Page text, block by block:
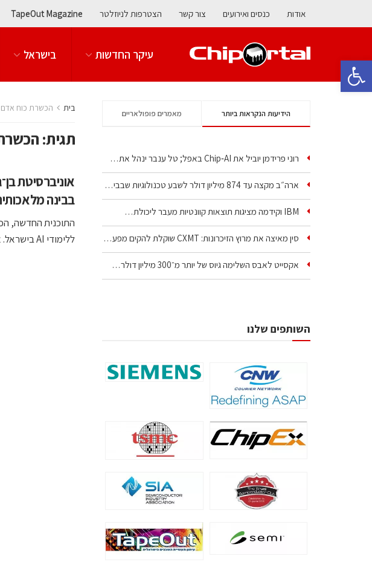
פתח סרגל נגישות
אודות כנסים ואירועים צור קשר הצטרפות לניוזלטר TapeOut Magazine
עיקר החדשות בישראל
בית הכשרת כוח אדם
תגית:
אוניברסיטת
בבינה
התוכנית החדשה,
ללימודי AI בישראל. אם תאושר, היא תצטרף למגמה עולמית של ...
הידיעות הנקראות ביותר מאמרים פופולאריים
רוני פרידמן יוביל את Chip‑AI באפל; טל ענבר ינהל את…
ארה״ב מקצה עד 874 מיליון דולר לשבע טכנולוגיות שבבים…
IBM וקידמה מציגות תוצאות קוונטיות מעבר ליכולת…
סין מאיצה את מרוץ הזיכרונות: CXMT שוקלת להקים מפעל…
אקסייט לאבס השלימה גיוס של יותר מ־300 מיליון דולר…
השותפים שלנו